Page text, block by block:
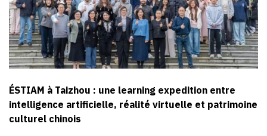
ÉSTIAM à Taizhou : une learning expedition entre
intelligence artificielle, réalité virtuelle et patrimoine
culturel chinois